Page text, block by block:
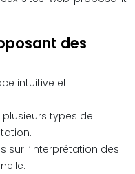
des
intuitive et
plusieurs types de
sur l’interprétation des